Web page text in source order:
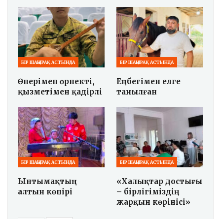
БІР ШАҢЫРАҚ АСТЫНДА
Өнерімен өрнекті,
қызметімен қадірлі
БІР ШАҢЫРАҚ АСТЫНДА
Еңбегімен елге
танылған
БІР ШАҢЫРАҚ АСТЫНДА
Ынтымақтың
алтын көпірі
БІР ШАҢЫРАҚ АСТЫНДА
«Халықтар достығы
– бірлігіміздің
жарқын көрінісі»